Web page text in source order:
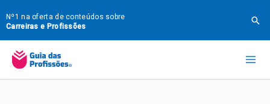
para
o
conteúdo
Nº1 na oferta de conteúdos sobre
Carreiras e Profissões